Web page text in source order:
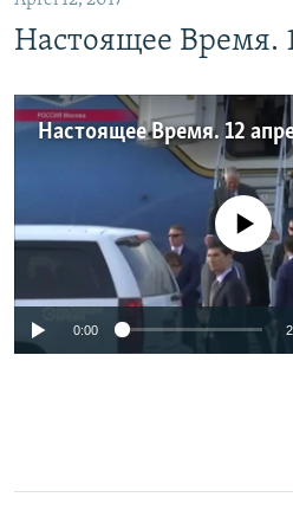
Настоящее Время.
Настоящее Время. 12
No media source
0:00